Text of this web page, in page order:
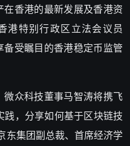
香港的最新发展及香港资
港特别行政区立法会议员
备受瞩目的香港稳定币监管
众科技董事马智涛将携飞
，分享如何基于区块链技
东集团副总裁、首席经济学